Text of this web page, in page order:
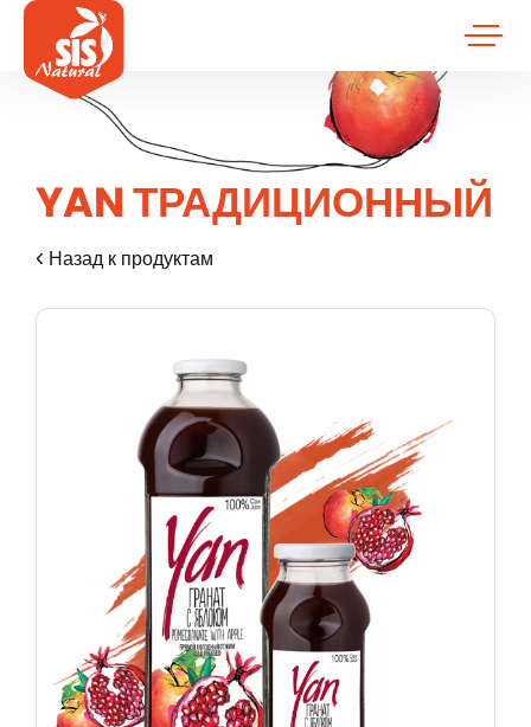
YAN ТРАДИЦИОННЫЙ
Назад к продуктам